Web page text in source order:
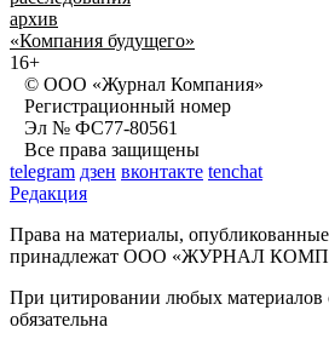
архив
«Компания будущего»
16+
© ООО «Журнал Компания»
Регистрационный номер
Эл № ФС77-80561
Все права защищены
telegram дзен вконтакте tenchat
Редакция
Права на материалы,
принадлежат ООО «ЖУРНАЛ
При цитировании любых материалов
обязательна